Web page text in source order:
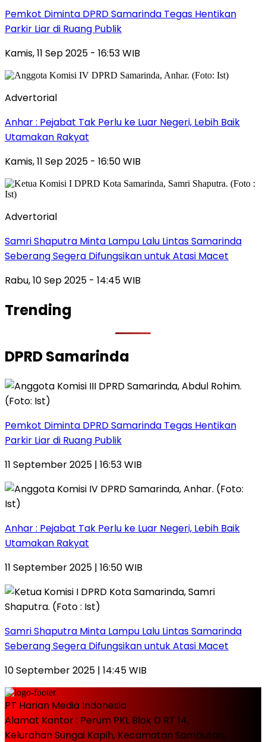
Pemkot Diminta DPRD Samarinda Tegas Hentikan
Parkir Liar di Ruang Publik
Kamis, 11 Sep 2025 - 16:53 WIB
Advertorial
Anhar : Pejabat Tak Perlu ke Luar Negeri, Lebih Baik
Utamakan Rakyat
Kamis, 11 Sep 2025 - 16:50 WIB
Advertorial
Samri Shaputra Minta Lampu Lalu Lintas Samarinda
Seberang Segera Difungsikan untuk Atasi Macet
Rabu, 10 Sep 2025 - 14:45 WIB
Trending
DPRD Samarinda
Pemkot Diminta DPRD Samarinda Tegas Hentikan
Parkir Liar di Ruang Publik
11 September 2025 | 16:53 WIB
Anhar : Pejabat Tak Perlu ke Luar Negeri, Lebih Baik
Utamakan Rakyat
11 September 2025 | 16:50 WIB
Samri Shaputra Minta Lampu Lalu Lintas Samarinda
Seberang Segera Difungsikan untuk Atasi Macet
10 September 2025 | 14:45 WIB
PT Harian Media Indonesia
Alamat Kantor : Perum PKL Blok D RT 14,
Kelurahan Sungai Kapih, Kecamatan Sambutan,